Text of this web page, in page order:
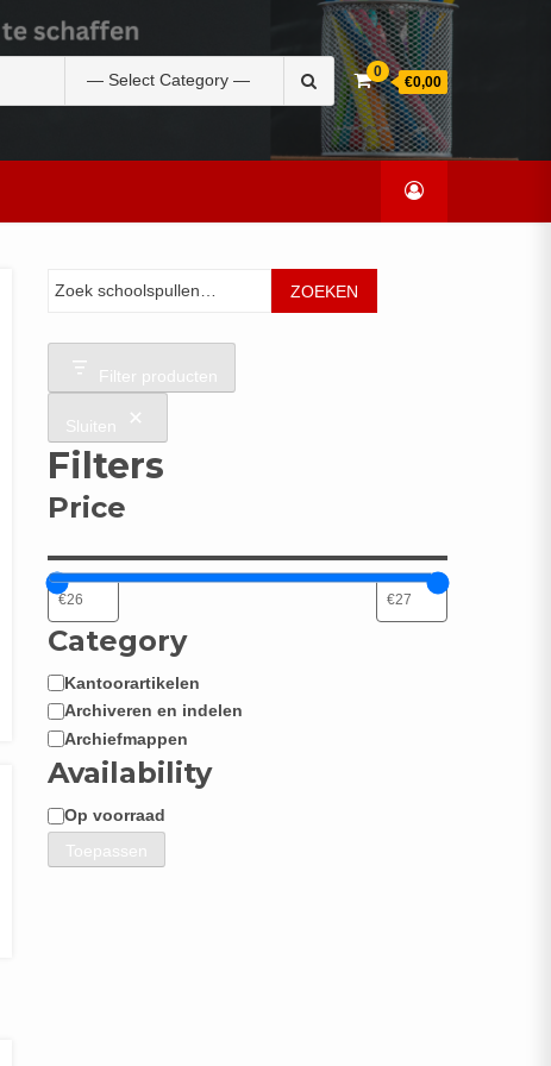
naar:
0
€0,00
ZOEKEN
Filter producten
Sluiten
Filters
Price
Category
Categorie
Kantoorartikelen
Archiveren en indelen
Archiefmappen
Availability
Beschikbaarheid
Op voorraad
Toepassen